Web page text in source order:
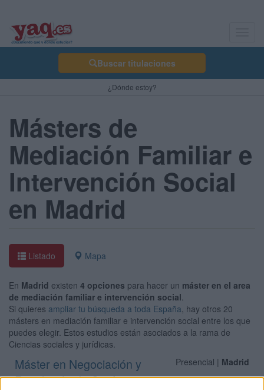
Buscar titulaciones
¿Dónde estoy?
Másters de
Mediación Familiar e
Intervención Social
en Madrid
Listado Mapa
En Madrid existen 4 opciones para hacer un máster en el area
de mediación familiar e intervención social.
Si quieres ampliar tu búsqueda a toda España, hay otros 20
másters en mediación familiar e intervención social entre los que
puedes elegir. Estos estudios están asociados a la rama de
Ciencias sociales y jurídicas.
Presencial | Madrid
Máster en Negociación y
Resolución de Confictos